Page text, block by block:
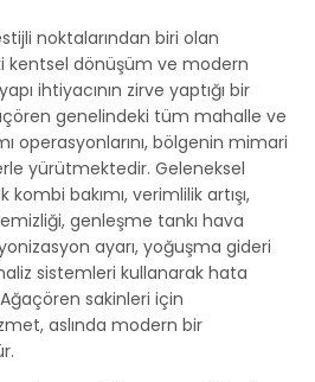
noktalarından biri olan
kentsel dönüşüm ve modern
ihtiyacının zirve yaptığı bir
genelindeki tüm mahalle ve
operasyonlarını, bölgenin mimari
yürütmektedir. Geleneksel
kombi bakımı, verimlilik artışı,
genleşme tankı hava
ayarı, yoğuşma gideri
sistemleri kullanarak hata
Ağaçören sakinleri için
aslında modern bir